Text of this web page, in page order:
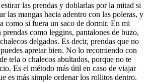
las prendas y doblarlas por la mitad si
las mangas hacia adentro con las poleras, y
como si fuera un saco de dormir. En mi
como leggins, pantalones de buzo,
delgados. Es decir, prendas que no
apretar bien. No lo recomiendo con
tela o chalecos abultados, porque no te
Es el método más útil en caso de viajar
es más simple ordenar los rollitos dentro.